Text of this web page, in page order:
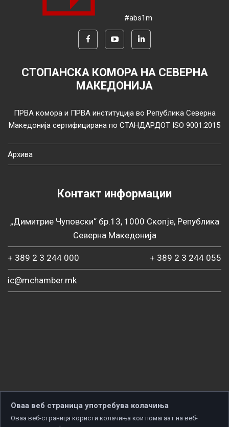
#abs1m
СТОПАНСКА КОМОРА НА СЕВЕРНА
МАКЕДОНИЈА
ПРВА комора и ПРВА институција во Република Северна
Македонија сертифицирана по СТАНДАРДОТ ISO 9001:2015
Архива
Контакт информации
„Димитрие Чуповски“ бр.13, 1000 Скопје, Република
Северна Македонија
+ 389 2 3 244 000 + 389 2 3 244 055
ic@mchamber.mk
Оваа веб страница употребува колачиња
Оваа веб-страница користи колачиња кои помагаат на веб-